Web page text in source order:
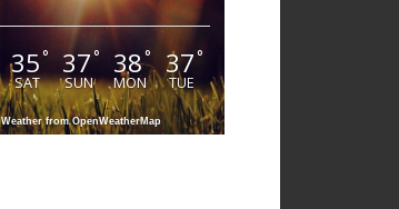
35°
SAT
37°
SUN
38°
MON
37°
TUE
Weather from OpenWeatherMap